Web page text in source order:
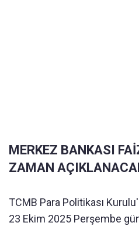
MERKEZ BANKASI
ZAMAN
TCMB Para Politikası
23 Ekim 2025 Perşembe